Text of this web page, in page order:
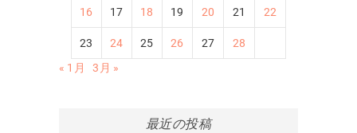
16 17 18 19 20 21 22
23 24 25 26 27
28
« 1月
3月 »
最近の投稿